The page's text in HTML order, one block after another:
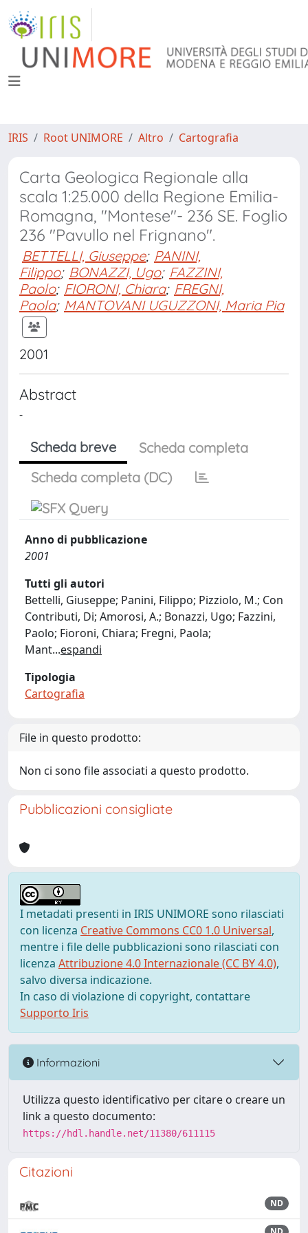
IRIS Root UNIMORE Altro Cartografia
Carta Geologica Regionale alla
scala 1:25.000 della Regione Emilia-
Romagna, "Montese"- 236 SE. Foglio
236 "Pavullo nel Frignano".
BETTELLI, Giuseppe; PANINI,
Filippo; BONAZZI, Ugo; FAZZINI,
Paolo; FIORONI, Chiara; FREGNI,
Paola; MANTOVANI UGUZZONI, Maria Pia
2001
Abstract
-
Scheda breve
Scheda completa
Scheda completa (DC)
Anno di pubblicazione
2001
Tutti gli autori
Bettelli, Giuseppe; Panini, Filippo; Pizziolo, M.; Con
Contributi, Di; Amorosi, A.; Bonazzi, Ugo; Fazzini,
Paolo; Fioroni, Chiara; Fregni, Paola;
Mant...espandi
Tipologia
Cartografia
File in questo prodotto:
Non ci sono file associati a questo prodotto.
Pubblicazioni consigliate
I metadati presenti in IRIS UNIMORE sono rilasciati
con licenza Creative Commons CC0 1.0 Universal,
mentre i file delle pubblicazioni sono rilasciati con
licenza Attribuzione 4.0 Internazionale (CC BY 4.0),
salvo diversa indicazione.
In caso di violazione di copyright, contattare
Supporto Iris
Informazioni
Utilizza questo identificativo per citare o creare un
link a questo documento:
https://hdl.handle.net/11380/611115
Citazioni
ND